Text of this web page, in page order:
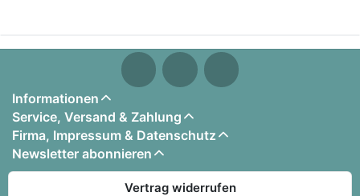
- Gewicht 4 kg
Informationen
Service, Versand & Zahlung
Firma, Impressum & Datenschutz
Newsletter abonnieren
Vertrag widerrufen